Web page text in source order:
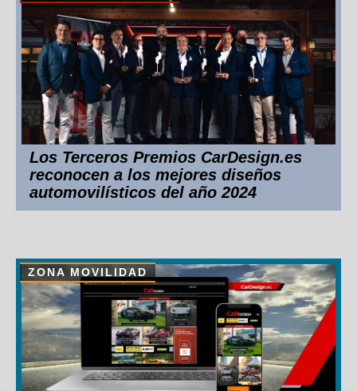
Los Terceros Premios CarDesign.es
reconocen a los mejores diseños
automovilísticos del año 2024
ZONA MOVILIDAD